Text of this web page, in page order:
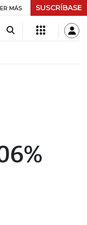
416,91 +$ 0,05 +0,01%
MÁS SUSCRÍBASE